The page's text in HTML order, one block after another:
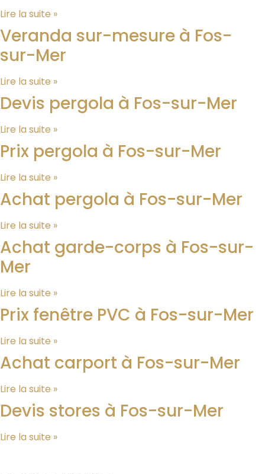
Lire la suite »
Veranda sur-mesure à Fos-
sur-Mer
Lire la suite »
Devis pergola à Fos-sur-Mer
Lire la suite »
Prix pergola à Fos-sur-Mer
Lire la suite »
Achat pergola à Fos-sur-Mer
Lire la suite »
Achat garde-corps à Fos-sur-
Mer
Lire la suite »
Prix fenêtre PVC à Fos-sur-Mer
Lire la suite »
Achat carport à Fos-sur-Mer
Lire la suite »
Devis stores à Fos-sur-Mer
Lire la suite »